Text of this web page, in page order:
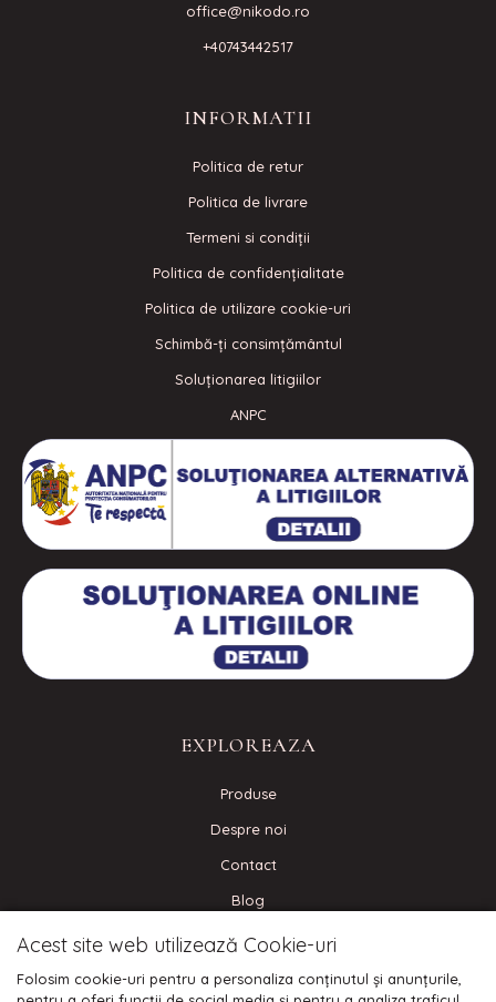
office@nikodo.ro
+40743442517
INFORMATII
Politica de retur
Politica de livrare
Termeni si condiţii
Politica de confidenţialitate
Politica de utilizare cookie-uri
Schimbă-ți consimțământul
Soluționarea litigiilor
ANPC
EXPLOREAZA
Produse
Despre noi
Contact
Blog
CONECTEAZA-TE
Acest site web utilizează Cookie-uri
Folosim cookie-uri pentru a personaliza conținutul și anunțurile,